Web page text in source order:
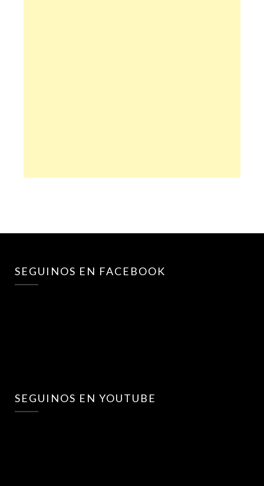
SEGUINOS EN FACEBOOK
SEGUINOS EN YOUTUBE